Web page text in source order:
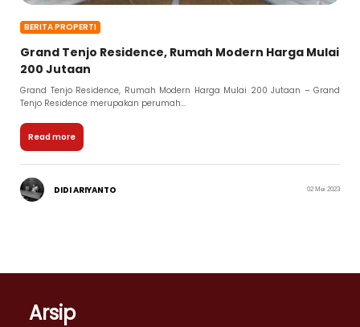
BERITA PROPERTI
Grand Tenjo Residence, Rumah Modern Harga Mulai
200 Jutaan
Grand Tenjo Residence, Rumah Modern Harga Mulai 200 Jutaan – Grand
Tenjo Residence merupakan perumah...
Read more
DIDI ARIYANTO 02 Mei 2023
Arsip